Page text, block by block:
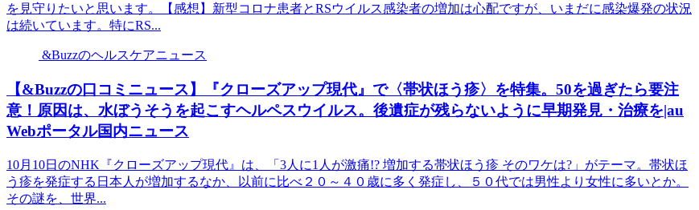
を見守りたいと思います。【感想】新型コロナ患者とRSウイルス感染者の増加は心配ですが、いまだに感染爆発の状況
は続いています。特にRS...
&Buzzのヘルスケアニュース
【&Buzzの口コミニュース】『クローズアップ現代』で〈帯状ほう疹〉を特集。50を過ぎたら要注
意！原因は、水ぼうそうを起こすヘルペスウイルス。後遺症が残らないように早期発見・治療を|au
Webポータル国内ニュース
10月10日のNHK『クローズアップ現代』は、「3人に1人が激痛!? 増加する帯状ほう疹 そのワケは?」がテーマ。帯状ほ
う疹を発症する日本人が増加するなか、以前に比べ２０～４０歳に多く発症し、５０代では男性より女性に多いとか。
その謎を、世界...